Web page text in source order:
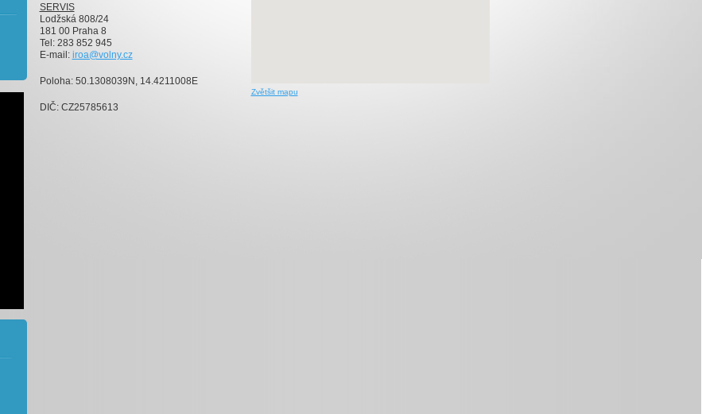
SERVIS
Lodžská 808/24
181 00 Praha 8
Tel: 283 852 945
E-mail: iroa@volny.cz
Poloha: 50.1308039N, 14.4211008E
DIČ: CZ25785613
Zvětšit mapu